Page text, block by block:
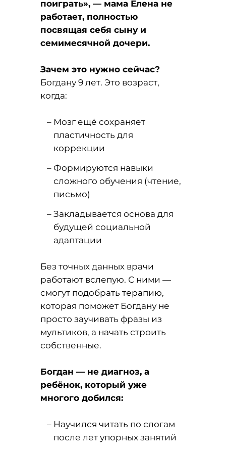
поиграть», — мама Елена не
работает, полностью
посвящая себя сыну и
семимесячной дочери.
Зачем это нужно сейчас?
Богдану 9 лет. Это возраст,
когда:
Мозг ещё сохраняет
пластичность для
коррекции
Формируются навыки
сложного обучения (чтение,
письмо)
Закладывается основа для
будущей социальной
адаптации
Без точных данных врачи
работают вслепую. С ними —
смогут подобрать терапию,
которая поможет Богдану не
просто заучивать фразы из
мультиков, а начать строить
собственные.
Богдан — не диагноз, а
ребёнок, который уже
многого добился:
Научился читать по слогам
после лет упорных занятий